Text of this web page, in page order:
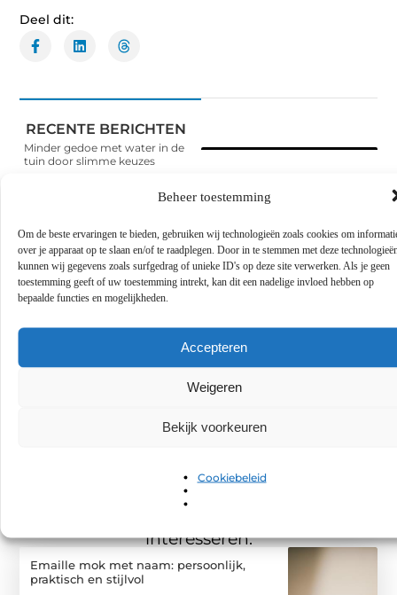
Beheer toestemming
Om de beste ervaringen te bieden, gebruiken wij technologieën zoals cookies om
over je apparaat op te slaan en/of te raadplegen. Door in te stemmen met deze
kunnen wij gegevens zoals surfgedrag of unieke ID's op deze site verwerken. Als je geen
toestemming geeft of uw toestemming intrekt, kan dit een nadelige invloed hebben op
bepaalde functies en mogelijkheden.
Accepteren
Weigeren
Bekijk voorkeuren
Cookiebeleid
Deel dit:
RECENTE BERICHTEN
Minder gedoe met water in de
tuin door slimme keuzes
Why Business Dashboards
Increasingly Rely on Teechart
Steema
Een slotenmaker in Rosmalen
voor uw praktijkruimte aan
Word lid van
onze
blogcommunity!
Heb je een verhaal te
vertellen? Deel jouw
kennis en ervaringen met
begin meteen.
interesseren.
Emaille mok met naam: persoonlijk,
praktisch en stijlvol